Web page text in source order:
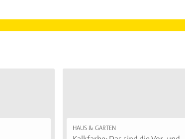
HAUS & GARTEN